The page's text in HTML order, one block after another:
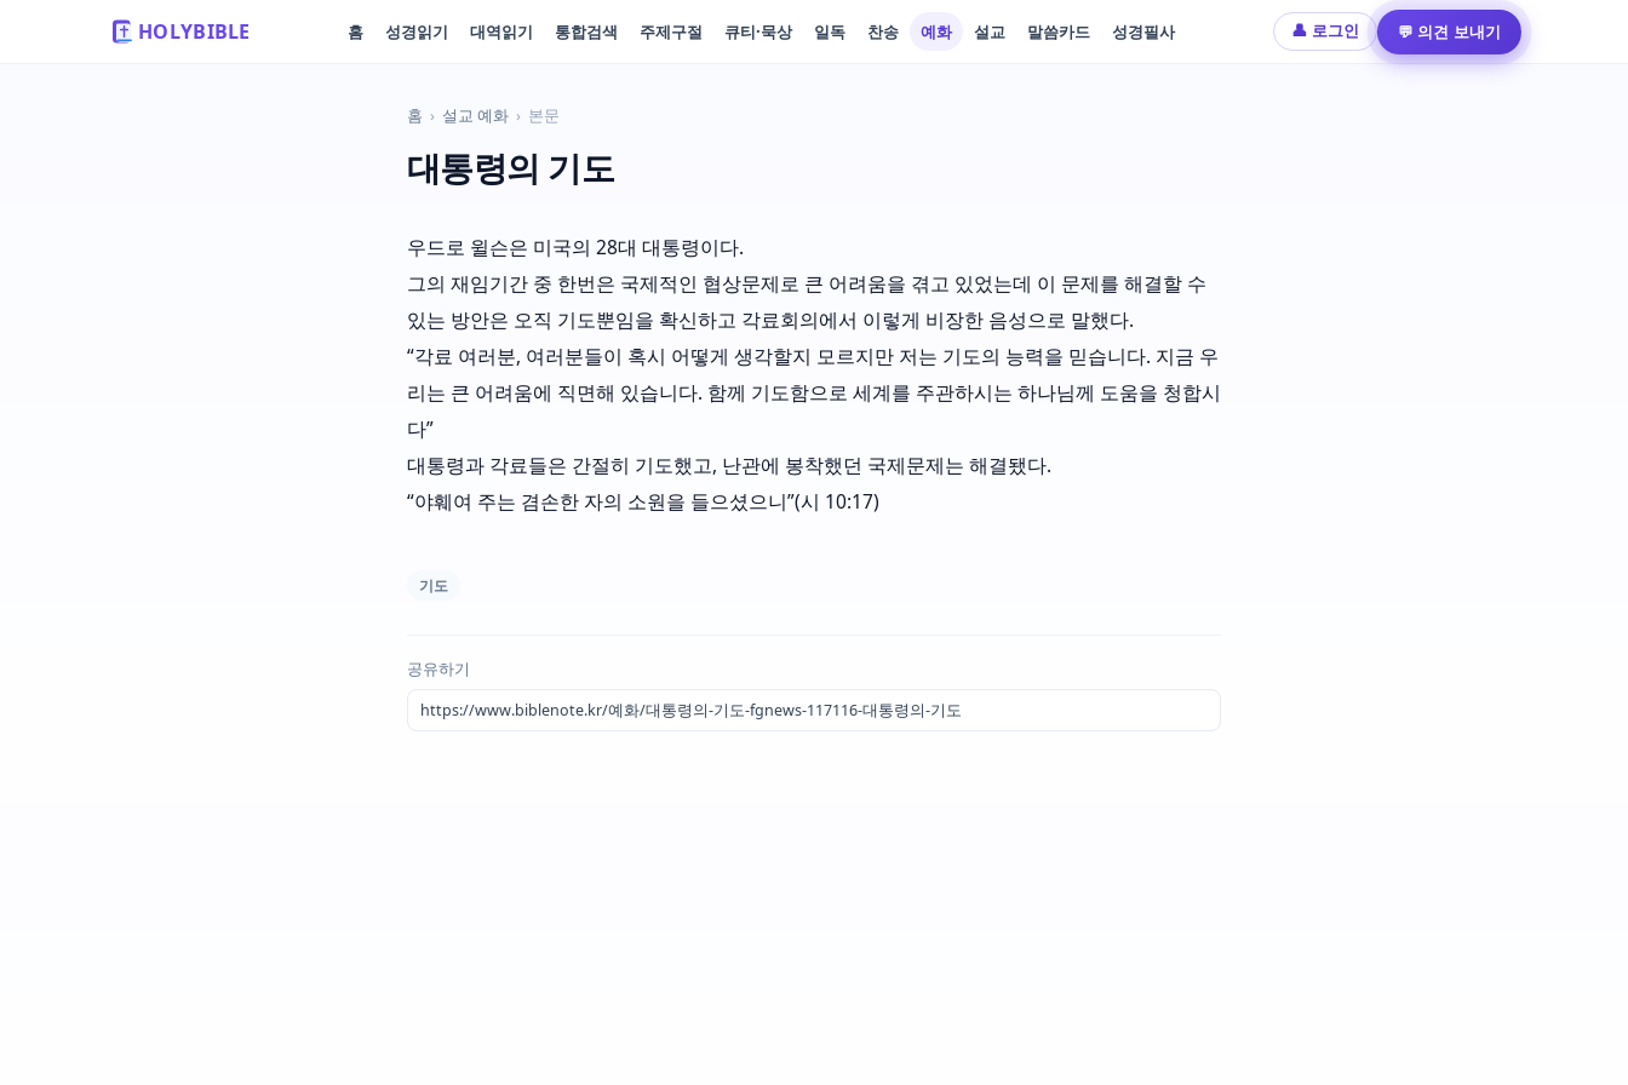
HOLYBIBLE 홈 성경읽기 대역읽기 통합검색 주제구절 큐티·묵상 일독 찬송 예화 설교 말씀카드 성경필사 👤 로그인 💬 의견 보내기
홈 › 설교 예화 › 본문
대통령의 기도
우드로 윌슨은 미국의 28대 대통령이다.
그의 재임기간 중 한번은 국제적인 협상문제로 큰 어려움을 겪고 있었는데 이 문제를 해결할 수
있는 방안은 오직 기도뿐임을 확신하고 각료회의에서 이렇게 비장한 음성으로 말했다.
“각료 여러분, 여러분들이 혹시 어떻게 생각할지 모르지만 저는 기도의 능력을 믿습니다. 지금 우
리는 큰 어려움에 직면해 있습니다. 함께 기도함으로 세계를 주관하시는 하나님께 도움을 청합시
다”
대통령과 각료들은 간절히 기도했고, 난관에 봉착했던 국제문제는 해결됐다.
“야훼여 주는 겸손한 자의 소원을 들으셨으니”(시 10:17)
기도
공유하기